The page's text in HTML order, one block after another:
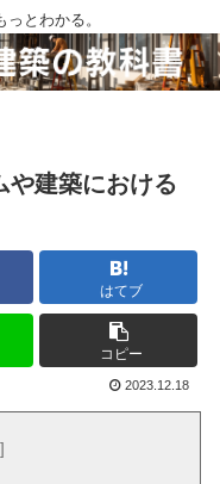
とわかる。
や建築における
はてブ
コピー
2023.12.18